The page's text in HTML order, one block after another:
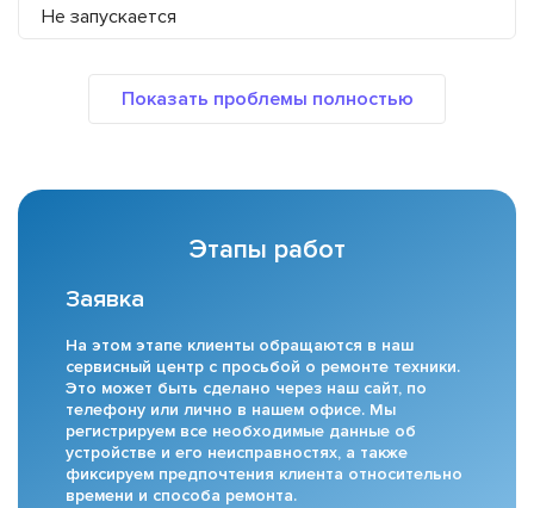
Не запускается
Этапы работ
Заявка
На этом этапе клиенты обращаются в наш
сервисный центр с просьбой о ремонте техники.
Это может быть сделано через наш сайт, по
телефону или лично в нашем офисе. Мы
регистрируем все необходимые данные об
устройстве и его неисправностях, а также
фиксируем предпочтения клиента относительно
времени и способа ремонта.